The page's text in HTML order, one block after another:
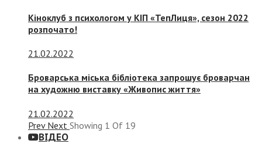
Кіноклуб з психологом у КІП «ТепЛиця», сезон 2022
розпочато!
21.02.2022
Броварська міська бібліотека запрошує броварчан
на художню виставку «Живопис життя»
21.02.2022
Prev Next Showing 1 Of 19
ВІДЕО